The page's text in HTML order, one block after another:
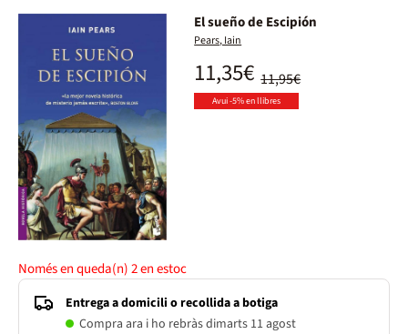
El sueño de Escipión
Pears, Iain
11,95€
11,35€
Avui -5% en llibres
Només en queda(n)2en estoc
Entrega a domicili o recollida a botiga
Compra ara i ho rebràs dimarts 11 agost